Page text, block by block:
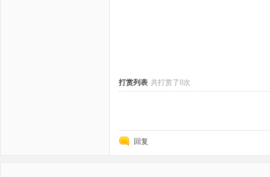
打赏列表 共打赏了0次
回复